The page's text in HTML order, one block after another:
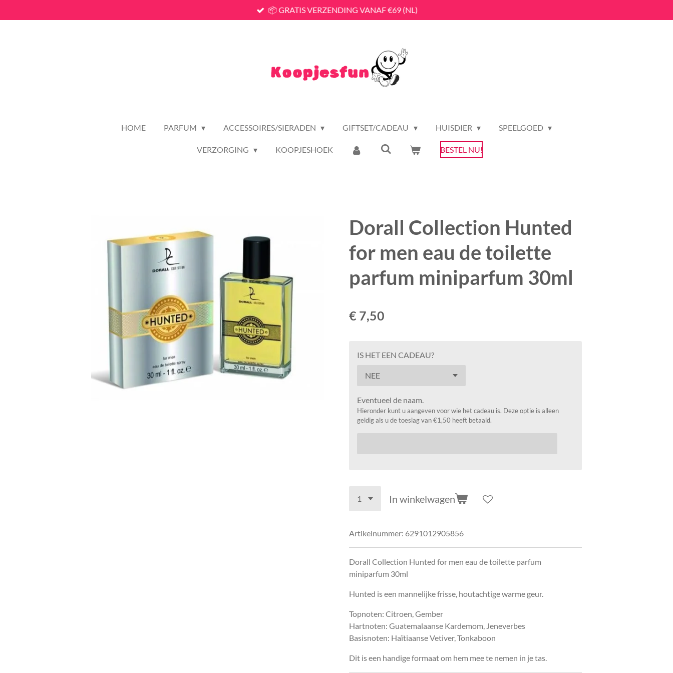
direct
📦 GRATIS VERZENDING VANAF €69 (NL)
HOME PARFUM ACCESSOIRES/SIERADEN GIFTSET/CADEAU HUISDIER SPEELGOED
VERZORGING KOOPJESHOEK BESTEL NU!
Dorall Collection Hunted
for men eau de toilette
parfum miniparfum 30ml
€ 7,50
IS HET EEN CADEAU?
Eventueel de naam.
Hieronder kunt u aangeven voor wie het cadeau is. Deze optie is alleen
geldig als u de toeslag van €1,50 heeft betaald.
In winkelwagen
Artikelnummer: 6291012905856
Dorall Collection Hunted for men eau de toilette parfum
miniparfum 30ml
Hunted is een mannelijke frisse, houtachtige warme geur.
Topnoten: Citroen, Gember
Hartnoten: Guatemalaanse Kardemom, Jeneverbes
Basisnoten: Haïtiaanse Vetiver, Tonkaboon
Dit is een handige formaat om hem mee te nemen in je tas.